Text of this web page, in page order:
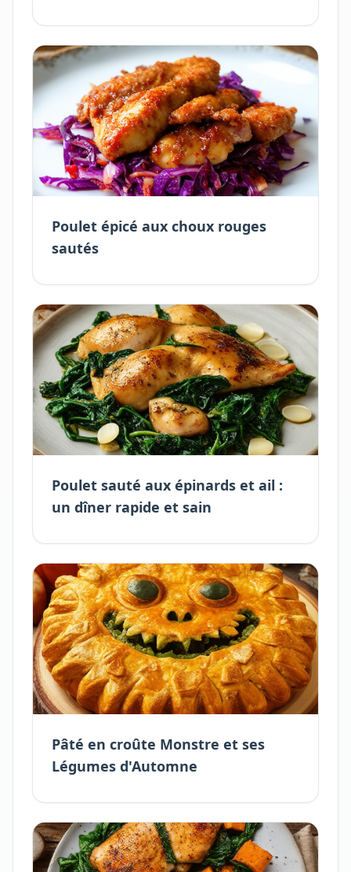
Poulet épicé aux choux rouges
sautés
Poulet sauté aux épinards et ail :
un dîner rapide et sain
Pâté en croûte Monstre et ses
Légumes d'Automne